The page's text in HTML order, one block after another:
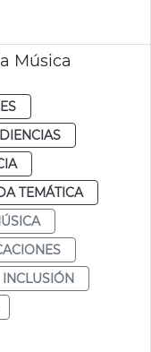
Música
TEMÁTICA
INCLUSIÓN